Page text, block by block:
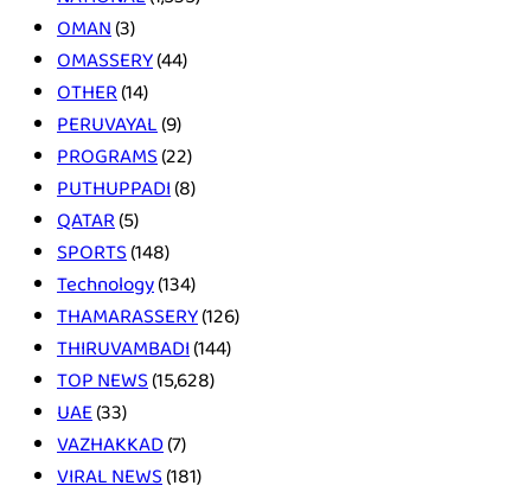
OMAN (3)
OMASSERY(44)
OTHER(14)
PERUVAYAL (9)
PROGRAMS (22)
PUTHUPPADI (8)
QATAR(5)
SPORTS (148)
Technology(134)
THAMARASSERY(126)
THIRUVAMBADI (144)
TOP NEWS (15,628)
UAE (33)
VAZHAKKAD(7)
VIRAL NEWS (181)